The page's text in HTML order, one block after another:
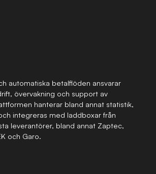
automatiska betalflöden ansvarar
övervakning och support av
hanterar bland annat statistik,
integreras med laddboxar från
leverantörer, bland annat Zaptec,
och Garo.